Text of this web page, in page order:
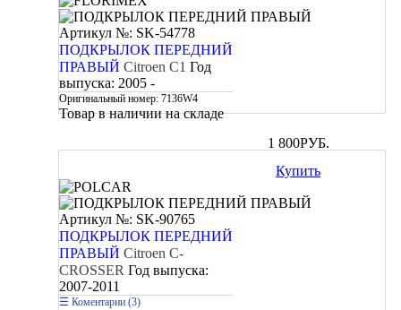
Артикул №: SK-54778
ПОДКРЫЛОК ПЕРЕДНИЙ
ПРАВЫЙ Citroen C1 Год
выпуска: 2005 -
Оригинальный номер: 7136W4
Товар в наличии на складе
1 800РУБ.
Купить
Артикул №: SK-90765
ПОДКРЫЛОК ПЕРЕДНИЙ
ПРАВЫЙ Citroen C-
CROSSER Год выпуска:
2007-2011
Коментарии (3)